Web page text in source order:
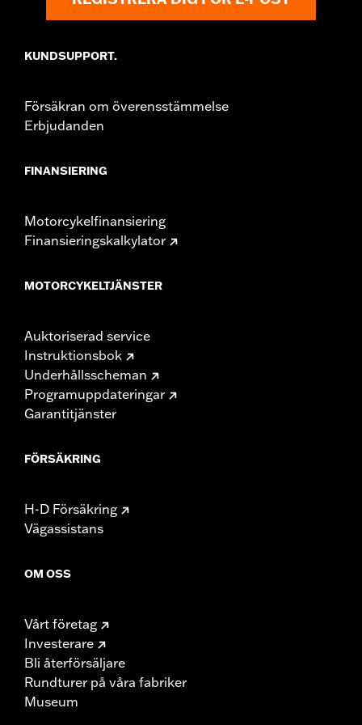
KUNDSUPPORT.
Försäkran om överensstämmelse
Erbjudanden
FINANSIERING
Motorcykelfinansiering
Finansieringskalkylator
MOTORCYKELTJÄNSTER
Auktoriserad service
Instruktionsbok
Underhållsscheman
Programuppdateringar
Garantitjänster
FÖRSÄKRING
H-D Försäkring
Vägassistans
OM OSS
Vårt företag
Investerare
Bli återförsäljare
Rundturer på våra fabriker
Museum